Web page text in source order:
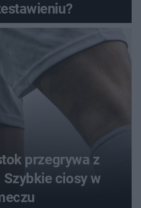
przegrywa z
ciosy w